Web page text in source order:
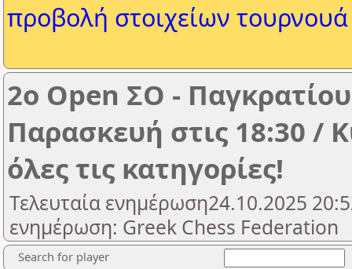
προβολή στοιχείων τουρνουά
2o Open ΣΟ -
Παρασκευή στις 18:30 /
όλες τις κατηγορίες!
Τελευταία ενημέρωση24.10.2025
ενημέρωση: Greek Chess Federation
Search for player